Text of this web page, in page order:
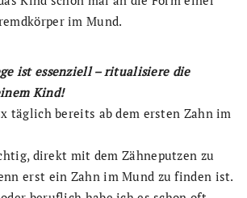
im Mund.
ist essenziell – ritualisiere die
Kind!
täglich bereits ab dem ersten Zahn im
direkt mit dem Zähneputzen zu
erst ein Zahn im Mund zu finden ist.